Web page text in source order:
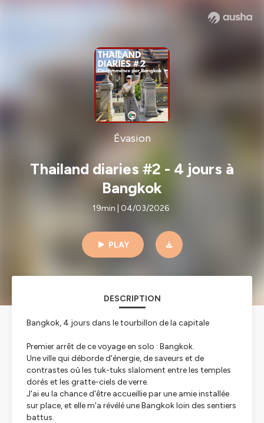
Évasion
Thailand diaries #2 - 4 jours à
Bangkok
19min | 04/03/2026
PLAY
DESCRIPTION
Bangkok, 4 jours dans le tourbillon de la capitale
Premier arrêt de ce voyage en solo : Bangkok.
Une ville qui déborde d'énergie, de saveurs et de
contrastes où les tuk-tuks slaloment entre les temples
dorés et les gratte-ciels de verre.
J'ai eu la chance d'être accueillie par une amie installée
sur place, et elle m'a révélé une Bangkok loin des sentiers
battus.